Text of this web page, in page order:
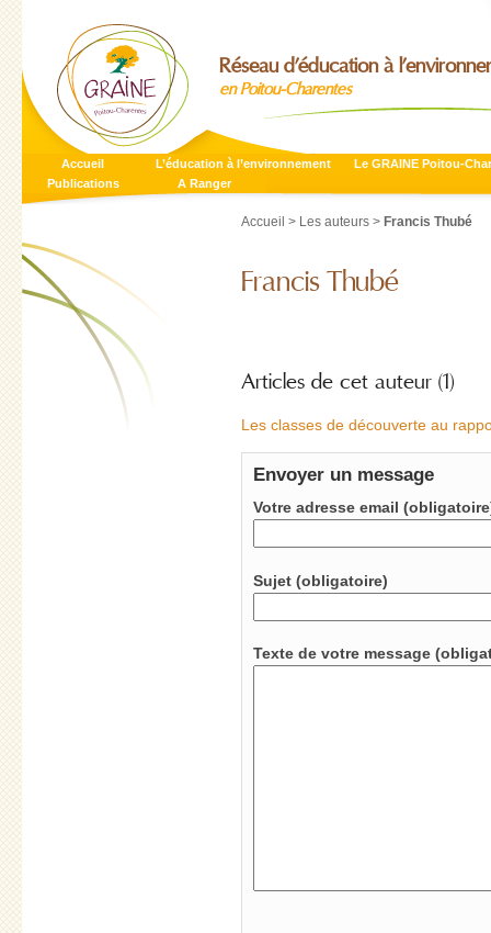
Réseau d’éducation à
en Poitou-Charentes
Accueil L’éducation à l’environnement
Le GRAINE Poitou-
Publications
A Ranger
Accueil > Les auteurs > Francis Thubé
Francis Thubé
Articles de cet auteur (1)
Les classes de découverte au
Envoyer un message
Votre adresse email
Sujet (obligatoire)
Texte de votre